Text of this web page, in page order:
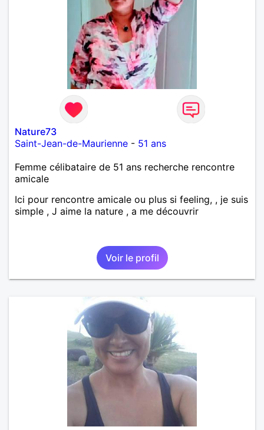
Nature73
Saint-Jean-de-Maurienne - 51 ans
Femme célibataire de 51 ans recherche rencontre
amicale
Ici pour rencontre amicale ou plus si feeling, , je suis
simple , J aime la nature , a me découvrir
Voir le profil